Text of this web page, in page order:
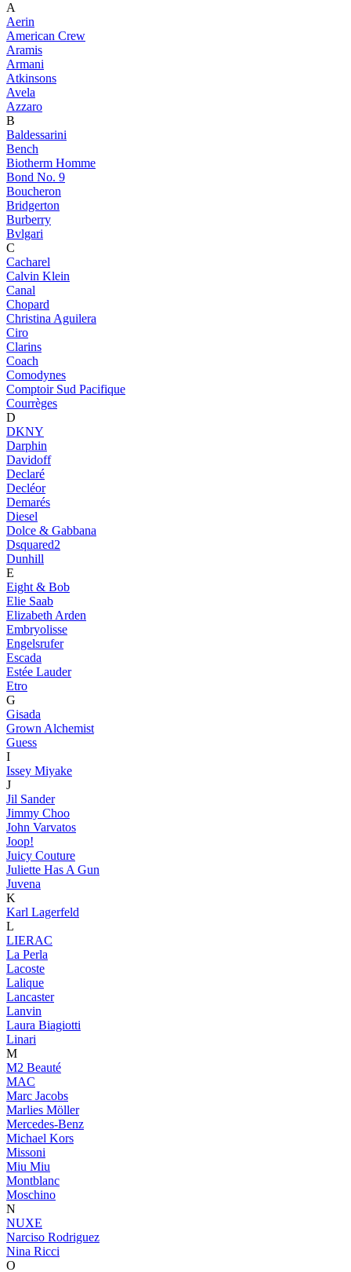
A
Aerin
American Crew
Aramis
Armani
Atkinsons
Avela
Azzaro
B
Baldessarini
Bench
Biotherm Homme
Bond No. 9
Boucheron
Bridgerton
Burberry
Bvlgari
C
Cacharel
Calvin Klein
Canal
Chopard
Christina Aguilera
Ciro
Clarins
Coach
Comodynes
Comptoir Sud Pacifique
Courrèges
D
DKNY
Darphin
Davidoff
Declaré
Decléor
Demarés
Diesel
Dolce & Gabbana
Dsquared2
Dunhill
E
Eight & Bob
Elie Saab
Elizabeth Arden
Embryolisse
Engelsrufer
Escada
Estée Lauder
Etro
G
Gisada
Grown Alchemist
Guess
I
Issey Miyake
J
Jil Sander
Jimmy Choo
John Varvatos
Joop!
Juicy Couture
Juliette Has A Gun
Juvena
K
Karl Lagerfeld
L
LIERAC
La Perla
Lacoste
Lalique
Lancaster
Lanvin
Laura Biagiotti
Linari
M
M2 Beauté
MAC
Marc Jacobs
Marlies Möller
Mercedes-Benz
Michael Kors
Missoni
Miu Miu
Montblanc
Moschino
N
NUXE
Narciso Rodriguez
Nina Ricci
O